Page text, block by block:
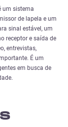
um sistema
de lapela e um
sinal estável, um
receptor e saída de
entrevistas,
É um
em busca de